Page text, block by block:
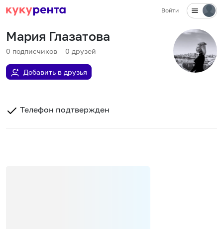
Войти
Мария Глазатова
0 подписчиков 0 друзей
Добавить в друзья
Телефон подтвержден